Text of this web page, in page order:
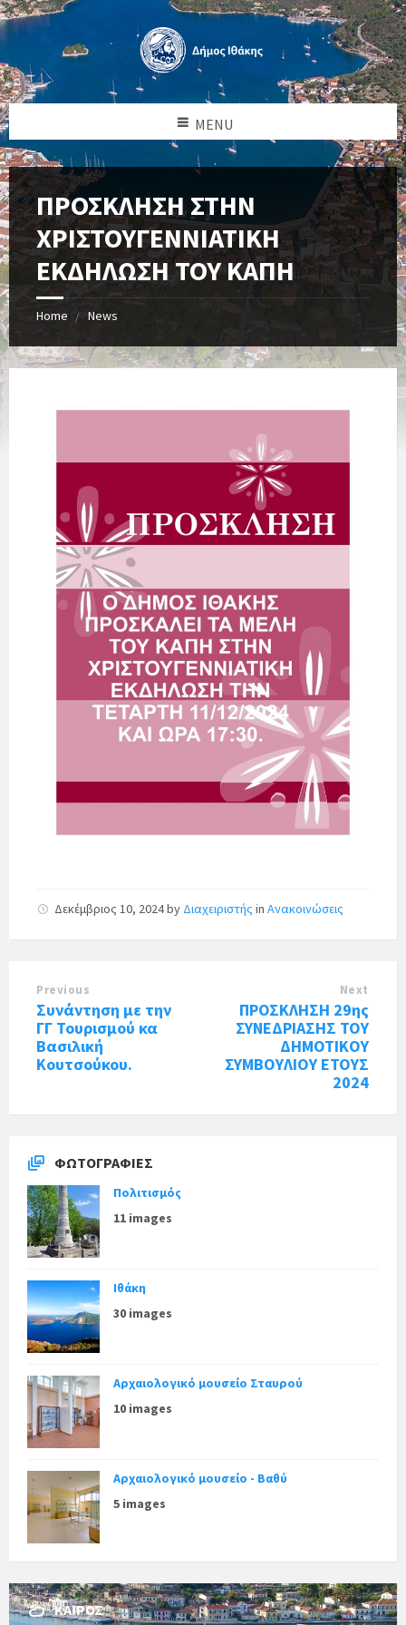
MENU
ΠΡΟΣΚΛΗΣΗ ΣΤΗΝ
ΧΡΙΣΤΟΥΓΕΝΝΙΑΤΙΚΗ
ΕΚΔΗΛΩΣΗ ΤΟΥ ΚΑΠΗ
Home News
Δεκέμβριος 10, 2024by Διαχειριστής in Ανακοινώσεις
Previous
Συνάντηση με την
ΓΓ Τουρισμού κα
Βασιλική
Κουτσούκου.
Next
ΠΡΟΣΚΛΗΣΗ 29ης
ΣΥΝΕΔΡΙΑΣΗΣ ΤΟΥ
ΔΗΜΟΤΙΚΟΥ
ΣΥΜΒΟΥΛΙΟΥ ΕΤΟΥΣ
2024
ΦΩΤΟΓΡΑΦΊΕΣ
Πολιτισμός
11 images
Ιθάκη
30 images
Αρχαιολογικό μουσείο Σταυρού
10 images
Αρχαιολογικό μουσείο - Βαθύ
5 images
ΚΑΙΡΌΣ